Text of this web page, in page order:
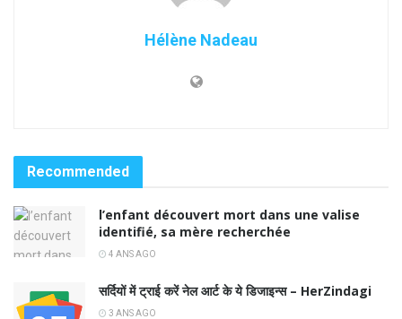
Hélène Nadeau
Recommended
l’enfant découvert mort dans une valise
identifié, sa mère recherchée
4 ANS AGO
सर्दियों में ट्राई करें नेल आर्ट के ये डिजाइन्स – HerZindagi
3 ANS AGO